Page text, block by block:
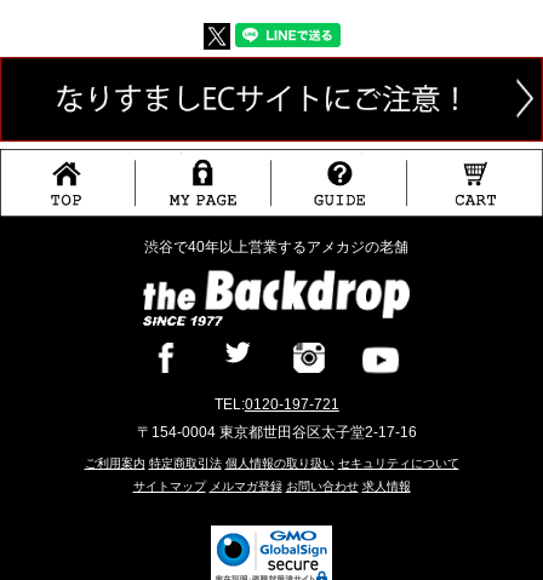
渋谷で40年以上営業するアメカジの老舗
TEL:0120-197-721
〒154-0004 東京都世田谷区太子堂2-17-16
ご利用案内 特定商取引法 個人情報の取り扱い セキュリティについて
サイトマップ メルマガ登録 お問い合わせ 求人情報